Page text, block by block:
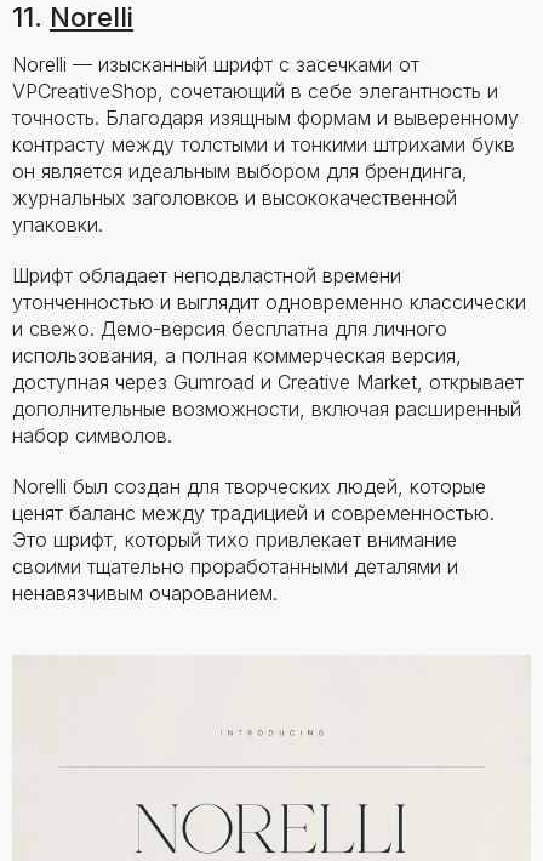
11. Norelli
Norelli — изысканный шрифт с засечками от
VPCreativeShop, сочетающий в себе элегантность и
точность. Благодаря изящным формам и выверенному
контрасту между толстыми и тонкими штрихами букв
он является идеальным выбором для брендинга,
журнальных заголовков и высококачественной
упаковки.
Шрифт обладает неподвластной времени
утонченностью и выглядит одновременно классически
и свежо. Демо-версия бесплатна для личного
использования, а полная коммерческая версия,
доступная через Gumroad и Creative Market, открывает
дополнительные возможности, включая расширенный
набор символов.
Norelli был создан для творческих людей, которые
ценят баланс между традицией и современностью.
Это шрифт, который тихо привлекает внимание
своими тщательно проработанными деталями и
ненавязчивым очарованием.